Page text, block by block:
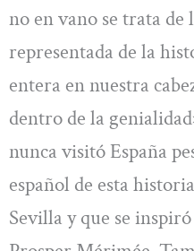
no en vano se trata de
representada de la
entera en nuestra
dentro de la
nunca visitó España
español de esta
Sevilla y que se